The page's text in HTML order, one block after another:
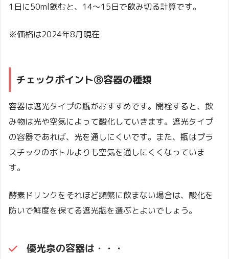
1日に50ml飲むと、14〜15日で飲み切る計算です。
※価格は2024年8月現在
チェックポイント⑧容器の種類
容器は遮光タイプの瓶がおすすめです。開栓すると、飲
み物は光や空気によって酸化していきます。遮光タイプ
の容器であれば、光を通しにくいです。また、瓶はプラ
スチックのボトルよりも空気を通しにくくなっていま
す。
酵素ドリンクをそれほど頻繁に飲まない場合は、酸化を
防いで鮮度を保てる遮光瓶を選ぶとよいでしょう。
優光泉の容器は・・・